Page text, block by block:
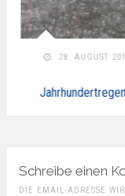
28. AUGUST
Schreibe einen
DIE EMAIL-ADRESSE